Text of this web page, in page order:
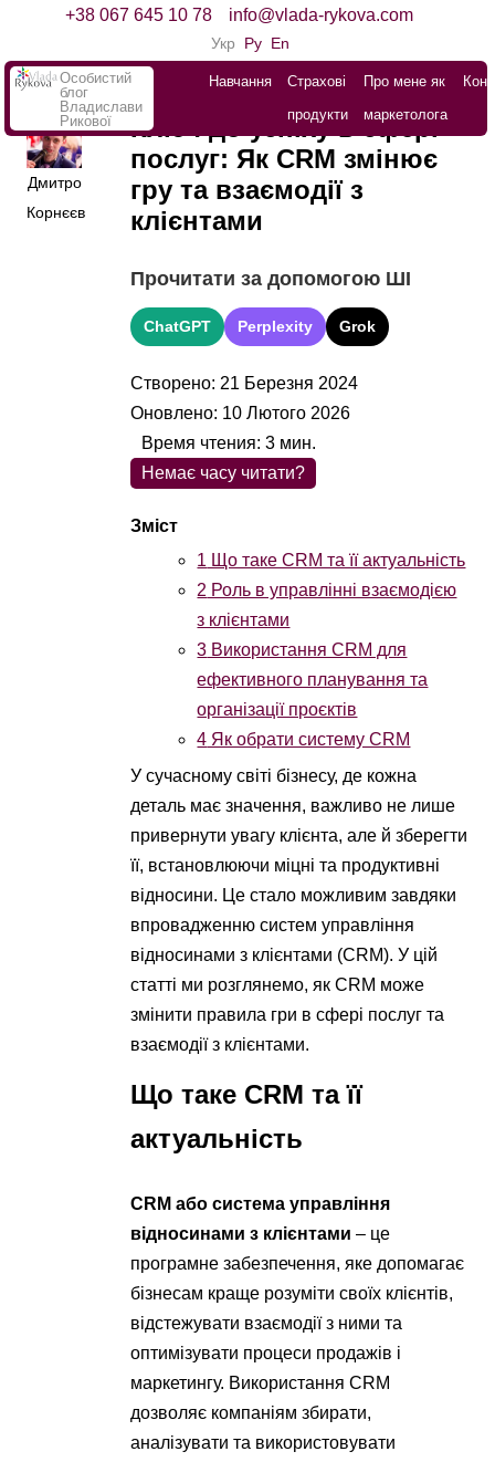
+38 067 645 10 78 info@vlada-rykova.com
Укр Ру En
Особистий
блог
Владислави
Рикової
Навчання
Страхові
продукти
Про мене як
маркетолога
Дмитро
Корнєєв
Ключ до успіху в сфері
послуг: Як CRM змінює
гру та взаємодії з
клієнтами
Прочитати за допомогою ШІ
ChatGPT Perplexity Grok
Створено: 21 Березня 2024
Оновлено: 10 Лютого 2026
Немає часу читати?
1 Що таке CRM та її актуальність
2 Роль в управлінні взаємодією
з клієнтами
3 Використання CRM для
ефективного планування та
організації проєктів
4 Як обрати систему CRM
Время чтения:3 мин.
У сучасному світі бізнесу, де кожна
деталь має значення, важливо не лише
привернути увагу клієнта, але й зберегти
її, встановлюючи міцні та продуктивні
відносини. Це стало можливим завдяки
впровадженню систем управління
відносинами з клієнтами (CRM). У цій
статті ми розглянемо, як CRM може
змінити правила гри в сфері послуг та
взаємодії з клієнтами.
Що таке CRM та її
актуальність
CRM або система управління
відносинами з клієнтами – це
програмне забезпечення, яке допомагає
бізнесам краще розуміти своїх клієнтів,
відстежувати взаємодії з ними та
оптимізувати процеси продажів і
маркетингу. Використання CRM
дозволяє компаніям збирати,
аналізувати та використовувати